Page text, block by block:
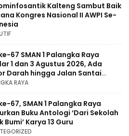
Kalteng Sambut Baik
Kongres Nasional II AWPI Se-
67 SMAN 1 Palangka Raya
1 dan 3 Agustus 2026, Ada
Darah hingga Jalan Santai
Doorprize
RAYA
67, SMAN 1 Palangka Raya
Buku Antologi ‘Dari Sekolah
Bumi’ Karya 13 Guru